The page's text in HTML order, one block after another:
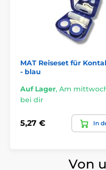
MAT Reiseset für
- blau
Auf Lager, Am
bei dir
5,27 € In
Von